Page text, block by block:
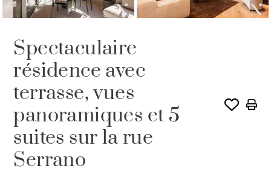
Spectaculaire
résidence avec
terrasse, vues
panoramiques et 5
suites sur la rue
Serrano